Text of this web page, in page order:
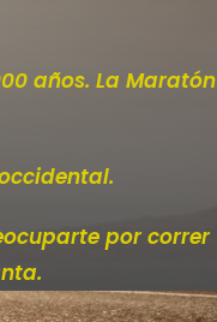
años. La Maratón
por correr